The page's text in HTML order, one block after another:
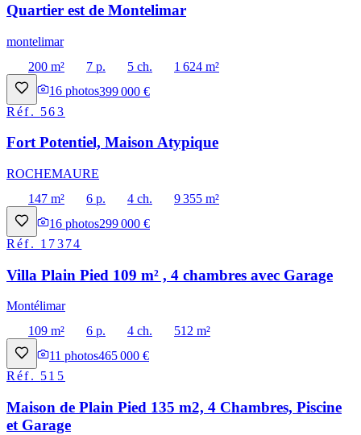
Quartier est de Montelimar
montelimar
200 m²
7 p. 5 ch.
1 624 m²
16 photos399 000 €
Réf. 563
Fort Potentiel, Maison Atypique
ROCHEMAURE
147 m²
6 p. 4 ch.
9 355 m²
16 photos299 000 €
Réf. 17374
Villa Plain Pied 109 m² , 4 chambres avec Garage
Montélimar
109 m²
6 p. 4 ch.
512 m²
11 photos465 000 €
Réf. 515
Maison de Plain Pied 135 m2, 4 Chambres, Piscine
et Garage